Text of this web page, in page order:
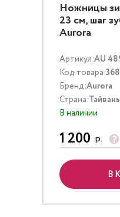
Ножницы
23 см, шаг
Aurora
Артикул:AU
Код товара:
Бренд:Aurora
Страна:Тайвань
В наличии
1 200 р.
В